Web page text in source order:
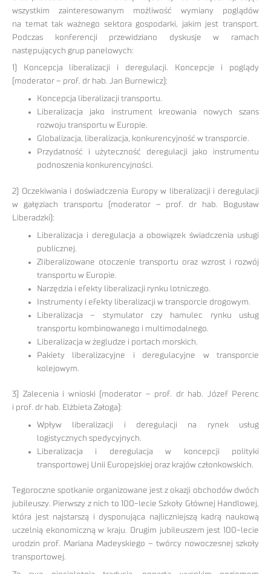
wszystkim zainteresowanym możliwość wymiany poglądów
na temat tak ważnego sektora gospodarki, jakim jest transport.
Podczas konferencji przewidziano dyskusje w ramach
następujących grup panelowych:
1) Koncepcja liberalizacji i deregulacji. Koncepcje i poglądy
(moderator – prof. dr hab. Jan Burnewicz):
Koncepcja liberalizacji transportu.
Liberalizacja jako instrument kreowania nowych szans
rozwoju transportu w Europie.
Globalizacja, liberalizacja, konkurencyjność w transporcie.
Przydatność i użyteczność deregulacji jako instrumentu
podnoszenia konkurencyjności.
2) Oczekiwania i doświadczenia Europy w liberalizacji i deregulacji
w gałęziach transportu (moderator – prof. dr hab. Bogusław
Liberadzki):
Liberalizacja i deregulacja a obowiązek świadczenia usługi
publicznej.
Zliberalizowane otoczenie transportu oraz wzrost i rozwój
transportu w Europie.
Narzędzia i efekty liberalizacji rynku lotniczego.
Instrumenty i efekty liberalizacji w transporcie drogowym.
Liberalizacja – stymulator czy hamulec rynku usług
transportu kombinowanego i multimodalnego.
Liberalizacja w żegludze i portach morskich.
Pakiety liberalizacyjne i deregulacyjne w transporcie
kolejowym.
3) Zalecenia i wnioski (moderator – prof. dr hab. Józef Perenc
i prof. dr hab. Elżbieta Załoga):
Wpływ liberalizacji i deregulacji na rynek usług
logistycznych spedycyjnych.
Liberalizacja i deregulacja w koncepcji polityki
transportowej Unii Europejskiej oraz krajów członkowskich.
Tegoroczne spotkanie organizowane jest z okazji obchodów dwóch
jubileuszy. Pierwszy z nich to 100-lecie Szkoły Głównej Handlowej,
która jest najstarszą i dysponująca najliczniejszą kadrą naukową
uczelnią ekonomiczną w kraju. Drugim jubileuszem jest 100-lecie
urodzin prof. Mariana Madeyskiego – twórcy nowoczesnej szkoły
transportowej.